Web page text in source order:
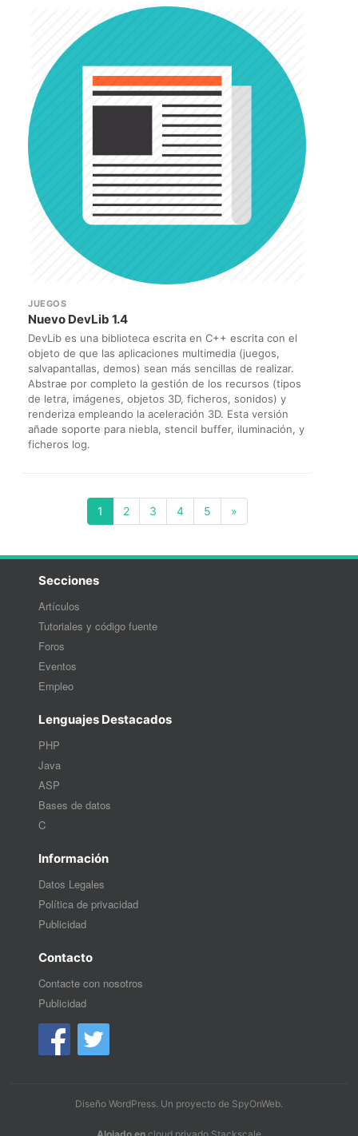
JUEGOS
Nuevo DevLib 1.4
DevLib es una biblioteca escrita en C++ escrita con el
objeto de que las aplicaciones multimedia (juegos,
salvapantallas, demos) sean más sencillas de realizar.
Abstrae por completo la gestión de los recursos (tipos
de letra, imágenes, objetos 3D, ficheros, sonidos) y
renderiza empleando la aceleración 3D. Esta versión
añade soporte para niebla, stencil buffer, iluminación, y
ficheros log.
1 (current)
2 3 4 5 »
Secciones
Artículos
Tutoriales y código fuente
Foros
Eventos
Empleo
Lenguajes Destacados
PHP
Java
ASP
Bases de datos
C
Información
Datos Legales
Política de privacidad
Publicidad
Contacto
Contacte con nosotros
Publicidad
Diseño WordPress. Un proyecto de SpyOnWeb.